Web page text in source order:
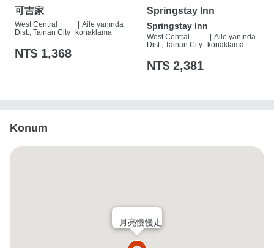
可吉家
West Central
Dist., Tainan City
Aile yanında
konaklama
NT$ 1,368
Springstay Inn
Springstay Inn
West Central
Dist., Tainan City
Aile yanında
konaklama
NT$ 2,381
Konum
月亮慢慢走